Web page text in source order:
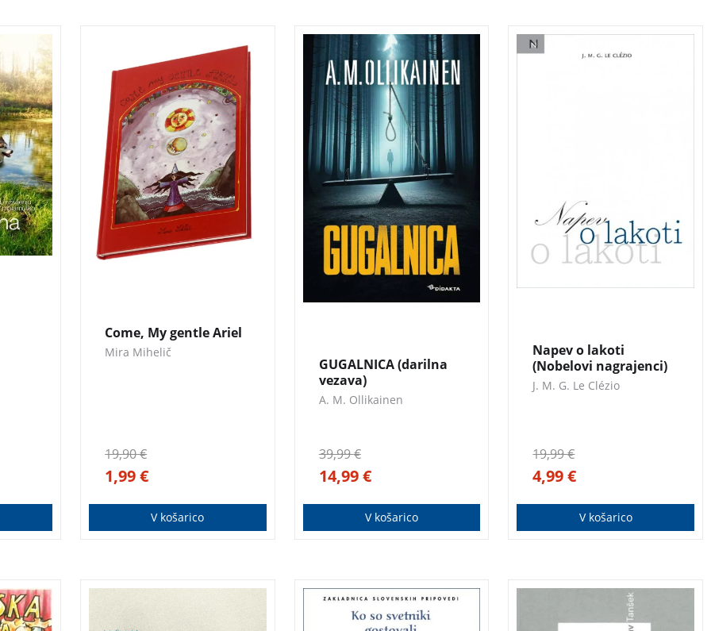
Iskriva mladinska povest v
angleškem jeziku, ki bo
prevzela mlade bralce,
govori o sanjavi in čustveni
deklici.
Come, My gentle Ariel
Mira Mihelič
19,90€
1,99€
V košarico
V rekreacijskem območju
na prostem v Helsinkih so
našli truplo obešene
ženske. Sprva vse kaže na
samomor, toda instinkt
inšpektorice Paule Pihlaje
pravi, da nekaj ne štima …
Napeto ritmična serija
zakoncevA. M. Ollikainen,
ki je zasvojila bralce na
Finskem in po svetu, se
nadaljuje! Spretno
zapisano zgodbo lahko
uvrstimo med najboljše,
GUGALNICA (darilna
vezava)
A. M. Ollikainen
39,99€
14,99€
V košarico
Dogajanje je postavljeno v
izgnane iz carske Rusije…
Napev o lakoti
(Nobelovi nagrajenci)
J. M. G. Le Clézio
19,99€
4,99€
V košarico
Zbirka 40 ljudskih legend o
Pesniška zbirka Mojce